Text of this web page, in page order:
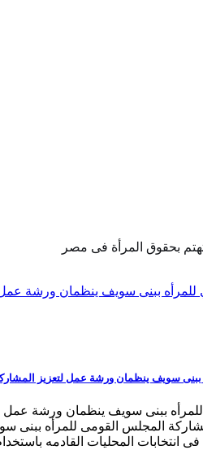
بحقوق المرأة فى مصر
للمرأه ببنى سويف ينظمان ورشة عمل
ببنى سويف ينظمان ورشة عمل لتعزيز
ببنى سويف ينظمان ورشة عمل
المجلس القومى للمرأه ببنى
فى انتخابات المحليات القادمه